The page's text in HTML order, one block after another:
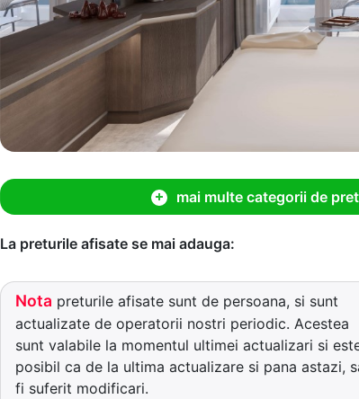
mai multe categorii de pret
La preturile afisate se mai adauga:
Nota preturile afisate sunt de persoana, si sunt
actualizate de operatorii nostri periodic. Acestea
sunt valabile la momentul ultimei actualizari si
posibil ca de la ultima actualizare si pana astazi,
fi suferit modificari.